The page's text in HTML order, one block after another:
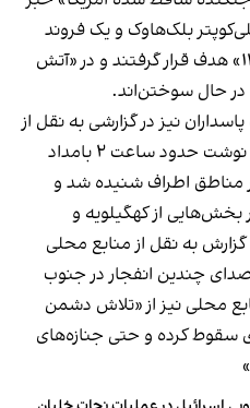
بلک‌هاوک و یک فروند
هواپیمای ترابری نظامی سی-۱۳۰» هدف قرار گرفتند و در «آتش
حال سوختن‌اند.
نیز در گزارشی به نقل از
ساکنان مناطق جنوبی اصفهان نوشت حدود ساعت ۲ بامداد
مناطق اطراف شنیده شد و
بخش‌هایی از کهگیلویه و
به نقل از منابع محلی
تا حوالی ۵ صبح صدای چندین انفجار در جنوب
محلی نیز از «تلاش دشمن
سقوط کرده و حتی جنازه‌های